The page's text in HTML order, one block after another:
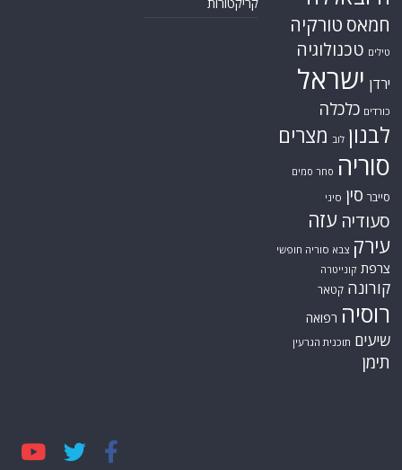
חמאס טורקיה
טילים טכנולוגיה
ירדן ישראל
כורדים כלכלה
לבנון לוב מצרים
סוריה סחר סמים
סייבר סין סיני
סעודיה עזה
עירק צבא סוריה חופשי
צרפת קונייטרה
קורונה קטאר
רוסיה רפואה
שיעים תוכנית הגרעין
תימן
קריקטורות